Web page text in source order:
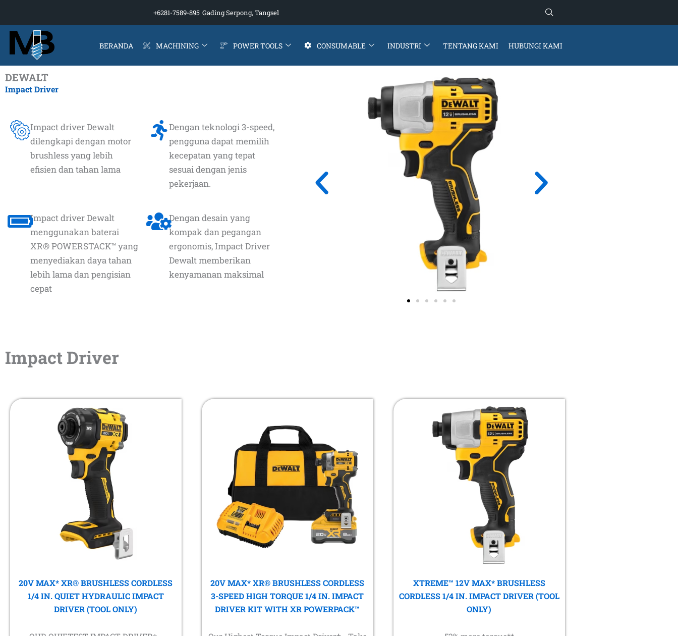
content
+6281-7589-895 Gading Serpong, Tangsel
BERANDA MACHINING POWER TOOLS CONSUMABLE INDUSTRI TENTANG KAMI HUBUNGI KAMI
DEWALT
Impact Driver
Impact driver Dewalt
dilengkapi dengan motor
brushless yang lebih
efisien dan tahan lama
Dengan teknologi 3-speed,
pengguna dapat memilih
kecepatan yang tepat
sesuai dengan jenis
pekerjaan.
Impact driver Dewalt
menggunakan baterai
XR® POWERSTACK™ yang
menyediakan daya tahan
lebih lama dan pengisian
cepat
Dengan desain yang
kompak dan pegangan
ergonomis, Impact Driver
Dewalt memberikan
kenyamanan maksimal
Impact Driver
20V MAX* XR® BRUSHLESS CORDLESS
1/4 IN. QUIET HYDRAULIC IMPACT
DRIVER (TOOL ONLY)
20V MAX* XR® BRUSHLESS CORDLESS
3-SPEED HIGH TORQUE 1/4 IN. IMPACT
DRIVER KIT WITH XR POWERPACK™
XTREME™ 12V MAX* BRUSHLESS
CORDLESS 1/4 IN. IMPACT DRIVER (TOOL
ONLY)